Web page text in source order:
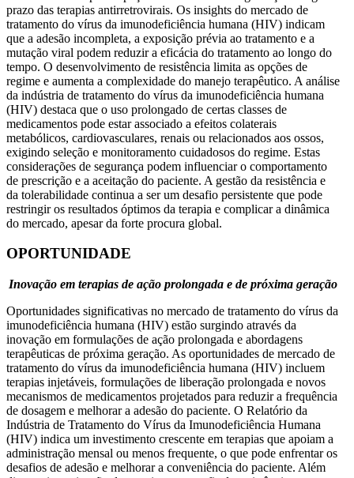
prazo das terapias antirretrovirais. Os insights do mercado de
tratamento do vírus da imunodeficiência humana (HIV) indicam
que a adesão incompleta, a exposição prévia ao tratamento e a
mutação viral podem reduzir a eficácia do tratamento ao longo do
tempo. O desenvolvimento de resistência limita as opções de
regime e aumenta a complexidade do manejo terapêutico. A análise
da indústria de tratamento do vírus da imunodeficiência humana
(HIV) destaca que o uso prolongado de certas classes de
medicamentos pode estar associado a efeitos colaterais
metabólicos, cardiovasculares, renais ou relacionados aos ossos,
exigindo seleção e monitoramento cuidadosos do regime. Estas
considerações de segurança podem influenciar o comportamento
de prescrição e a aceitação do paciente. A gestão da resistência e
da tolerabilidade continua a ser um desafio persistente que pode
restringir os resultados óptimos da terapia e complicar a dinâmica
do mercado, apesar da forte procura global.
OPORTUNIDADE
Inovação em terapias de ação prolongada e de próxima geração
Oportunidades significativas no mercado de tratamento do vírus da
imunodeficiência humana (HIV) estão surgindo através da
inovação em formulações de ação prolongada e abordagens
terapêuticas de próxima geração. As oportunidades de mercado de
tratamento do vírus da imunodeficiência humana (HIV) incluem
terapias injetáveis, formulações de liberação prolongada e novos
mecanismos de medicamentos projetados para reduzir a frequência
de dosagem e melhorar a adesão do paciente. O Relatório da
Indústria de Tratamento do Vírus da Imunodeficiência Humana
(HIV) indica um investimento crescente em terapias que apoiam a
administração mensal ou menos frequente, o que pode enfrentar os
desafios de adesão e melhorar a conveniência do paciente. Além